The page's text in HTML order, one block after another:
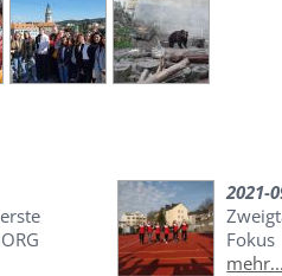
2021-
Fokus
mehr...